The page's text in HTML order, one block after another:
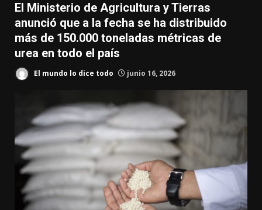
El Ministerio de Agricultura y Tierras
anunció que a la fecha se ha distribuido
más de 150.000 toneladas métricas de
urea en todo el país
El mundo lo dice todo junio 16, 2026